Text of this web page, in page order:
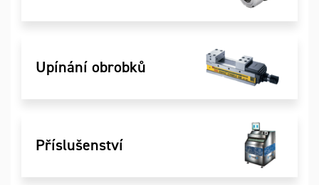
Upínání obrobků
Příslušenství